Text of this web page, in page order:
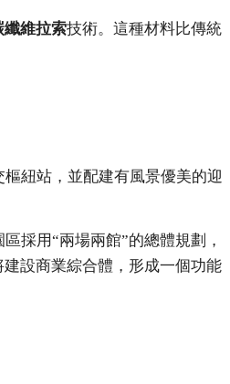
纖維拉索技術。這種材料比傳統
樞紐站，並配建有風景優美的迎
採用“兩場兩館”的總體規劃，
設商業綜合體，形成一個功能